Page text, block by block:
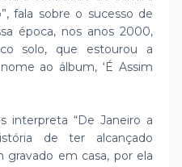
fala sobre o sucesso de
época, nos anos 2000,
solo, que estourou a
ao álbum, ‘É Assim
interpreta “De Janeiro a
de ter alcançado
em casa, por ela